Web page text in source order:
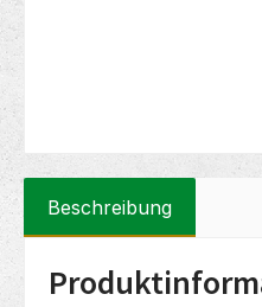
Beschreibung